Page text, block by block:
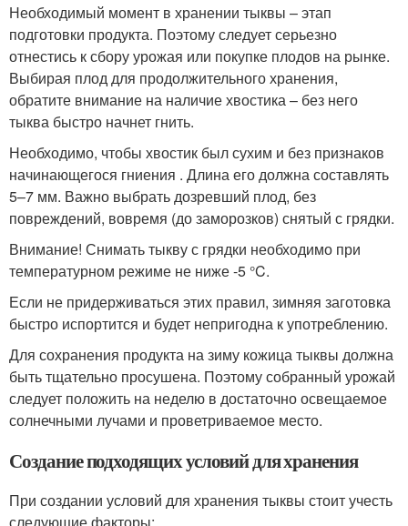
Необходимый момент в хранении тыквы – этап
подготовки продукта. Поэтому следует серьезно
отнестись к сбору урожая или покупке плодов на рынке.
Выбирая плод для продолжительного хранения,
обратите внимание на наличие хвостика – без него
тыква быстро начнет гнить.
Необходимо, чтобы хвостик был сухим и без признаков
начинающегося гниения . Длина его должна составлять
5–7 мм. Важно выбрать дозревший плод, без
повреждений, вовремя (до заморозков) снятый с грядки.
Внимание! Снимать тыкву с грядки необходимо при
температурном режиме не ниже -5 °C.
Если не придерживаться этих правил, зимняя заготовка
быстро испортится и будет непригодна к употреблению.
Для сохранения продукта на зиму кожица тыквы должна
быть тщательно просушена. Поэтому собранный урожай
следует положить на неделю в достаточно освещаемое
солнечными лучами и проветриваемое место.
Создание подходящих условий для хранения
При создании условий для хранения тыквы стоит учесть
следующие факторы: